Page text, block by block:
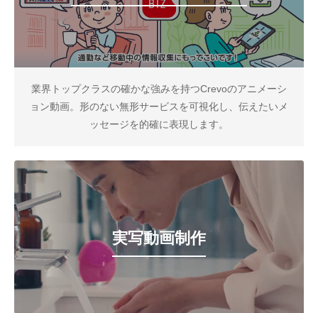
業界トップクラスの確かな強みを持つCrevoのアニメーシ
ョン動画。形のない無形サービスを可視化し、伝えたいメ
ッセージを的確に表現します。
実写動画制作